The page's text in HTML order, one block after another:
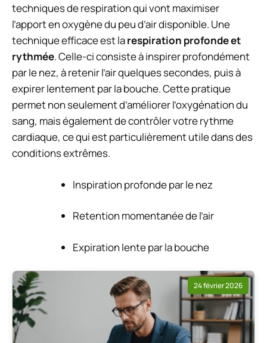
techniques de respiration qui vont maximiser
l’apport en oxygène du peu d’air disponible. Une
technique efficace est larespiration profonde et
rythmée. Celle-ci consiste à inspirer profondément
par le nez, à retenir l’air quelques secondes, puis à
expirer lentement par la bouche. Cette pratique
permet non seulement d’améliorer l’oxygénation du
sang, mais également de contrôler votre rythme
cardiaque, ce qui est particulièrement utile dans des
conditions extrêmes.
Inspiration profonde par le nez
Retention momentanée de l’air
Expiration lente par la bouche
24 février 2026